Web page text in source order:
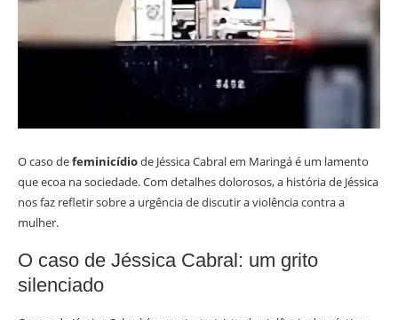
O caso defeminicídiode Jéssica Cabral em Maringá é um lamento
que ecoa na sociedade. Com detalhes dolorosos, a história de Jéssica
nos faz refletir sobre a urgência de discutir a violência contra a
mulher.
O caso de Jéssica Cabral: um grito
silenciado